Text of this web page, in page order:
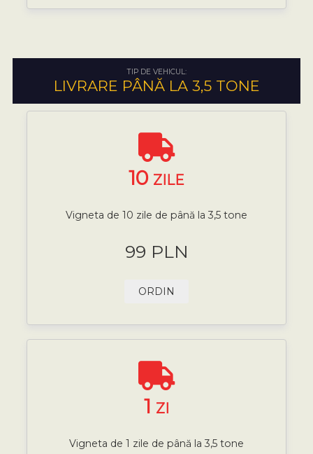
TIP DE VEHICUL:
LIVRARE PÂNĂ LA 3,5 TONE
10 ZILE
Vigneta de 10 zile de până la 3,5 tone
99 PLN
ORDIN
1 ZI
Vigneta de 1 zile de până la 3,5 tone